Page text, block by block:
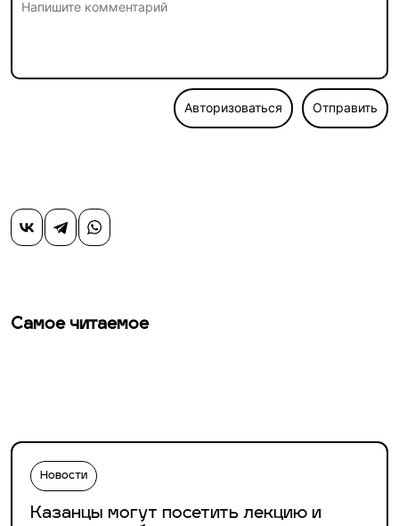
Авторизоваться Отправить
Самое читаемое
Новости
Казанцы могут посетить лекцию и